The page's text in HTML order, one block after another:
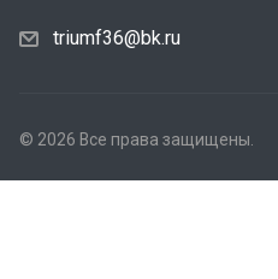
triumf36@bk.ru
© 2026 Все права защищены.